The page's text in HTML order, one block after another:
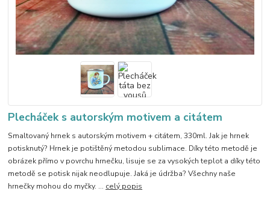
Plecháček s autorským motivem a citátem
Smaltovaný hrnek s autorským motivem + citátem, 330ml. Jak je hrnek
potisknutý? Hrnek je potištěný metodou sublimace. Díky této metodě je
obrázek přímo v povrchu hrnečku, lisuje se za vysokých teplot a díky této
metodě se potisk nijak neodlupuje. Jaká je údržba? Všechny naše
hrnečky mohou do myčky. ... celý popis